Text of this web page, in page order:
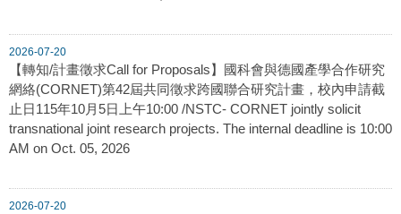
2026-07-20
【轉知/計畫徵求Call for Proposals】國科會與德國產學合作研究
網絡(CORNET)第42屆共同徵求跨國聯合研究計畫，校內申請截
止日115年10月5日上午10:00 /NSTC- CORNET jointly solicit
transnational joint research projects. The internal deadline is 10:00
AM on Oct. 05, 2026
2026-07-20